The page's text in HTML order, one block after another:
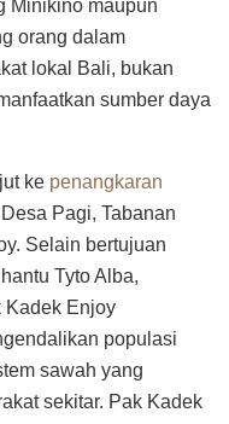
Minikino maupun
orang dalam
lokal Bali, bukan
sumber daya
ke penangkaran
Pagi, Tabanan
Selain bertujuan
Tyto Alba,
Kadek Enjoy
populasi
sawah yang
sekitar. Pak Kadek